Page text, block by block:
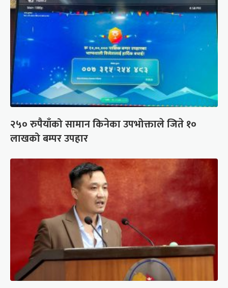
२५० रुपैयाँको सामान किनेका उपभोक्ताले जिते १०
लाखको बम्पर उपहार